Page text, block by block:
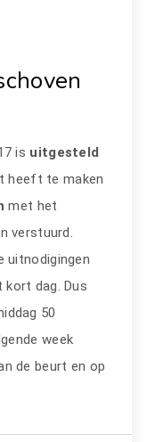
is uitgesteld
heeft te maken
met het
verstuurd.
uitnodigingen
kort dag. Dus
50
week
de beurt en op